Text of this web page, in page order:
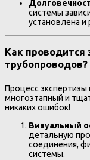
системы
установлена и
Как проводится
трубопроводов?
Процесс
многоэтапный и
никаких ошибок!
Визуальный
детальную
соединения,
системы.